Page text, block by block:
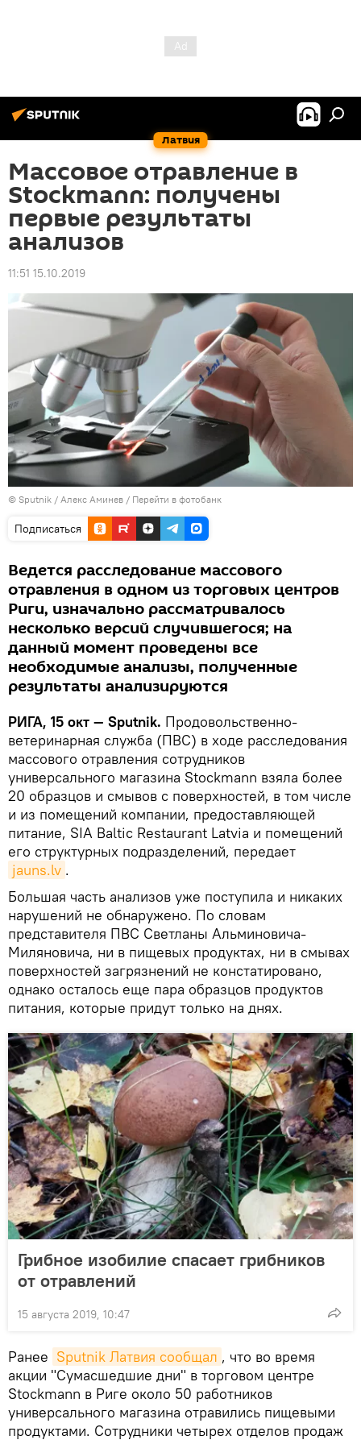
Латвия
Массовое отравление в
Stockmann: получены
первые результаты
анализов
11:51 15.10.2019
© Sputnik / Алекс Аминев / Перейти в фотобанк
Подписаться
Ведется расследование массового
отравления в одном из торговых центров
Риги, изначально рассматривалось
несколько версий случившегося; на
данный момент проведены все
необходимые анализы, полученные
результаты анализируются
РИГА, 15 окт — Sputnik. Продовольственно-
ветеринарная служба (ПВС) в ходе расследования
массового отравления сотрудников
универсального магазина Stockmann взяла более
20 образцов и смывов с поверхностей, в том числе
и из помещений компании, предоставляющей
питание, SIA Baltic Restaurant Latvia и помещений
его структурных подразделений, передает
jauns.lv .
Большая часть анализов уже поступила и никаких
нарушений не обнаружено. По словам
представителя ПВС Светланы Альминовича-
Миляновича, ни в пищевых продуктах, ни в смывах
поверхностей загрязнений не констатировано,
однако осталось еще пара образцов продуктов
питания, которые придут только на днях.
Грибное изобилие спасает грибников
от отравлений
15 августа 2019, 10:47
Ранее Sputnik Латвия сообщал , что во время
акции "Сумасшедшие дни" в торговом центре
Stockmann в Риге около 50 работников
универсального магазина отравились пищевыми
продуктами. Сотрудники четырех отделов продаж